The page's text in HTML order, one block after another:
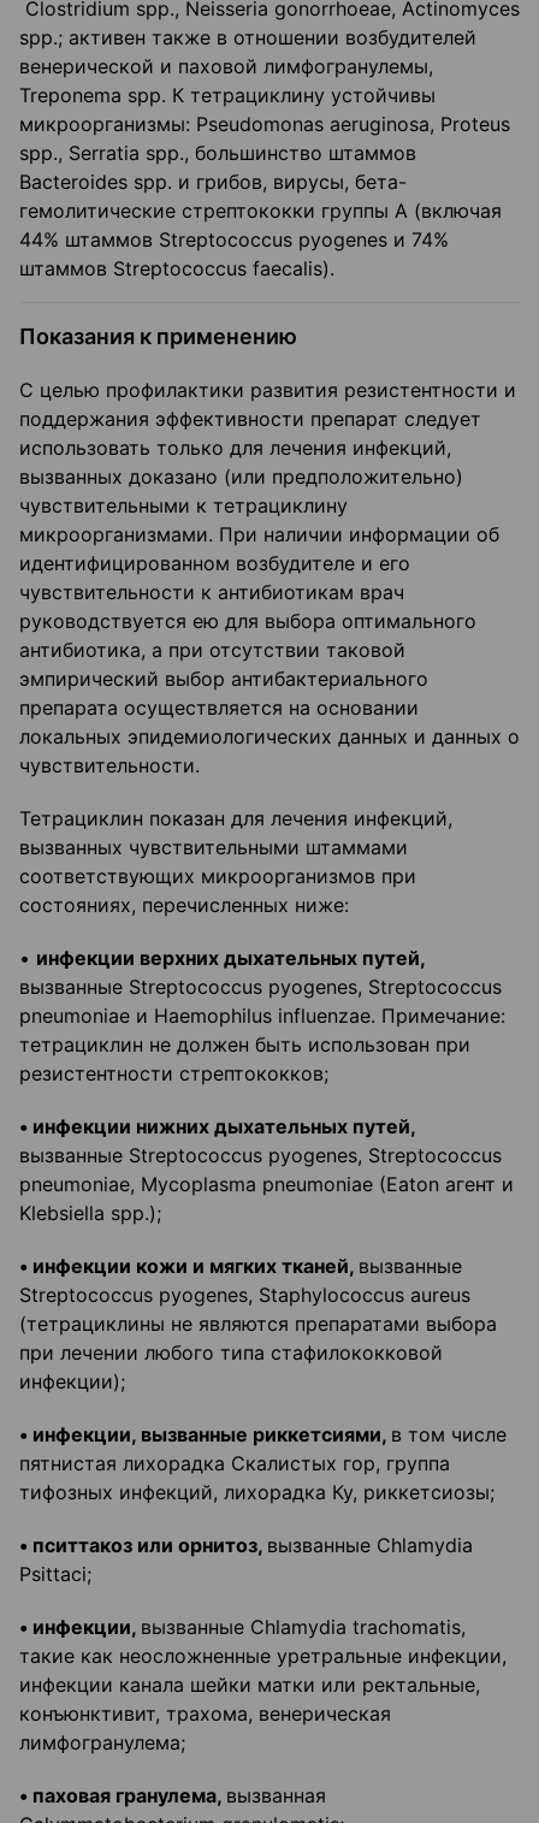
Clostridium spp., Neisseria gonorrhoeae, Actinomyces
spp.; активен также в отношении возбудителей
венерической и паховой лимфогранулемы,
Treponema spp. К тетрациклину устойчивы
микроорганизмы: Pseudomonas aeruginosa, Proteus
spp., Serratia spp., большинство штаммов
Bacteroides spp. и грибов, вирусы, бета-
гемолитические стрептококки группы А (включая
44% штаммов Streptococcus pyogenes и 74%
штаммов Streptococcus faecalis).
Показания к применению
С целью профилактики развития резистентности и
поддержания эффективности препарат следует
использовать только для лечения инфекций,
вызванных доказано (или предположительно)
чувствительными к тетрациклину
микроорганизмами. При наличии информации об
идентифицированном возбудителе и его
чувствительности к антибиотикам врач
руководствуется ею для выбора оптимального
антибиотика, а при отсутствии таковой
эмпирический выбор антибактериального
препарата осуществляется на основании
локальных эпидемиологических данных и данных о
чувствительности.
Тетрациклин показан для лечения инфекций,
вызванных чувствительными штаммами
соответствующих микроорганизмов при
состояниях, перечисленных ниже:
• инфекции верхних дыхательных путей,
вызванные Streptococcus pyogenes, Streptococcus
pneumoniae и Haemophilus influenzae. Примечание:
тетрациклин не должен быть использован при
резистентности стрептококков;
• инфекции нижних дыхательных путей,
вызванные Streptococcus pyogenes, Streptococcus
pneumoniae, Mycoplasma pneumoniae (Eaton агент и
Klebsiella spp.);
• инфекции кожи и мягких тканей, вызванные
Streptococcus pyogenes, Staphylococcus aureus
(тетрациклины не являются препаратами выбора
при лечении любого типа стафилококковой
инфекции);
• инфекции, вызванные риккетсиями, в том числе
пятнистая лихорадка Скалистых гор, группа
тифозных инфекций, лихорадка Ку, риккетсиозы;
• пситтакоз или орнитоз, вызванные Chlamydia
Psittaci;
• инфекции, вызванные Chlamydia trachomatis,
такие как неосложненные уретральные инфекции,
инфекции канала шейки матки или ректальные,
конъюнктивит, трахома, венерическая
лимфогранулема;
• паховая гранулема, вызванная